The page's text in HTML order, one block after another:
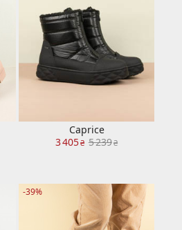
Caprice
3 405₴ 5 239₴
-39%